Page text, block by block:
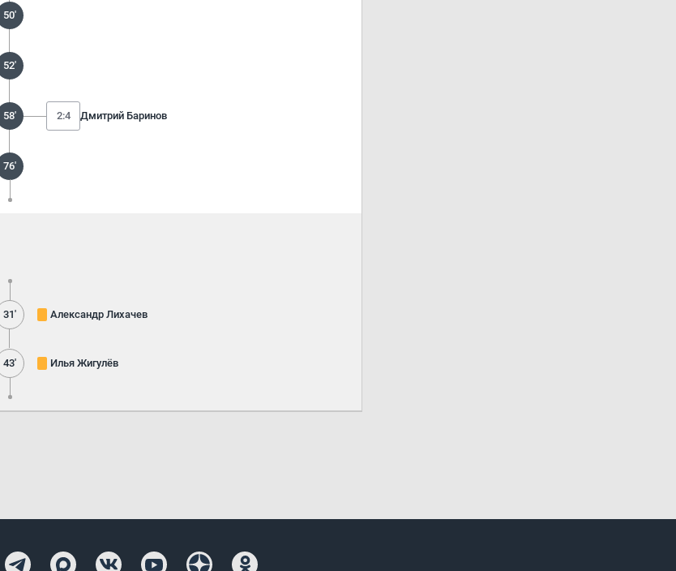
50'
52'
58' 2:4 Дмитрий Баринов
76'
31' Александр Лихачев
43' Илья Жигулёв